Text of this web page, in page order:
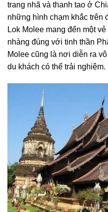
trang nhã và thanh tao ở
những hình chạm khắc trên
Lok Molee mang đến một
nhàng đúng với tinh thần
Molee cũng là nơi diễn ra
du khách có thể trải nghiệm.